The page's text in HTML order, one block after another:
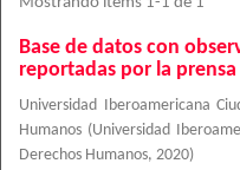
Base de datos con
reportadas por la
Universidad Iberoamericana
Humanos (Universidad
Derechos Humanos, 2020)